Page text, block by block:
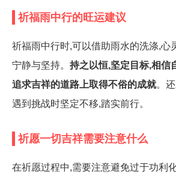
祈福雨中行的旺运建议
祈福雨中行时,可以借助雨水的洗涤,心
宁静与坚持。 持之以恒,坚定目标,相信
追求吉祥的道路上取得不俗的成就。
遇到挑战时坚定不移,踏实前行。
祈愿一切吉祥需要注意什么
在祈愿过程中,需要注意避免过于功利